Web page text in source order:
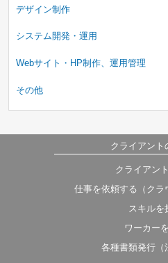
デザイン制作
システム開発・運用
Webサイト・HP制作、運用管理
その他
クライアント
クライアン
仕事を依頼する（クラ
スキルを
ワーカー
各種書類発行（